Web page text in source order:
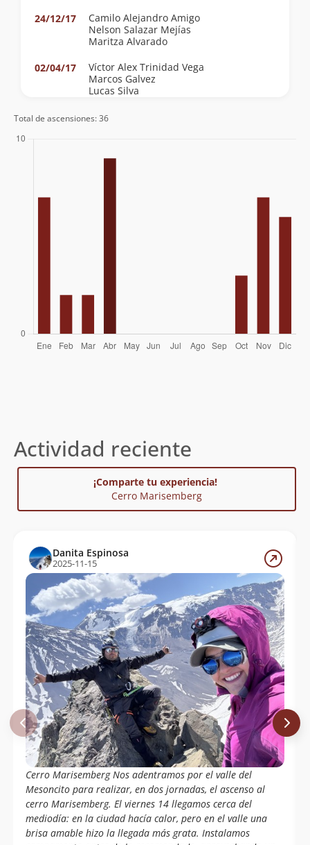
24/12/17
Camilo Alejandro Amigo
Nelson Salazar Mejías
Maritza Alvarado
02/04/17
Víctor Alex Trinidad Vega
Marcos Galvez
Lucas Silva
06/04/14
Pablo Lobo
17/02/13
Pablo Silva
Total de ascensiones: 36
Actividad reciente
¡Comparte tu experiencia!
Cerro Marisemberg
Danita Espinosa
2025-11-15
Cerro Marisemberg Nos adentramos por el valle del
Mesoncito para realizar, en dos jornadas, el ascenso al
cerro Marisemberg. El viernes 14 llegamos cerca del
mediodía: en la ciudad hacía calor, pero en el valle una
brisa amable hizo la llegada más grata. Instalamos